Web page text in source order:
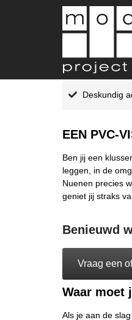
Deskundig
EEN PVC-
Ben jij een
leggen, in de
Nuenen precies
geniet jij straks
Benieuwd
Vraag een
Waar moet
Als je aan de